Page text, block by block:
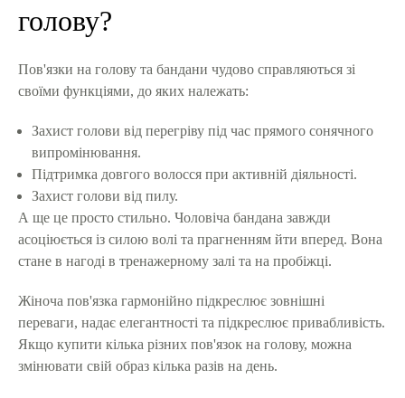
голову?
Пов'язки на голову та бандани чудово справляються зі
своїми функціями, до яких належать:
Захист голови від перегріву під час прямого сонячного
випромінювання.
Підтримка довгого волосся при активній діяльності.
Захист голови від пилу.
А ще це просто стильно. Чоловіча бандана завжди
асоціюється із силою волі та прагненням йти вперед. Вона
стане в нагоді в тренажерному залі та на пробіжці.
Жіноча пов'язка гармонійно підкреслює зовнішні
переваги, надає елегантності та підкреслює привабливість.
Якщо купити кілька різних пов'язок на голову, можна
змінювати свій образ кілька разів на день.